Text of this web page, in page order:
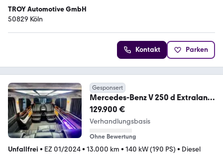
TROY Automotive GmbH
50829 Köln
Kontakt Parken
Gesponsert
Mercedes-Benz V 250 d Extralang
KLASSEN Ultra VIP-Umbau
129.900 €
Verhandlungsbasis
Ohne Bewertung
Unfallfrei • EZ 01/2024• 13.000 km • 140 kW (190 PS) • Diesel